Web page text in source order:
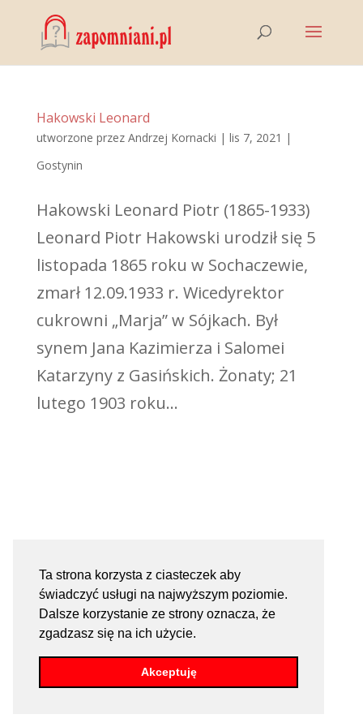
Ta strona korzysta z ciasteczek aby
świadczyć usługi na najwyższym poziomie.
Dalsze korzystanie ze strony oznacza, że
zgadzasz się na ich użycie.
Akceptuję
Hakowski Leonard
utworzone przez Andrzej Kornacki | lis 7, 2021 |
Gostynin
Hakowski Leonard Piotr (1865-1933)
Leonard Piotr Hakowski urodził się 5
listopada 1865 roku w Sochaczewie,
zmarł 12.09.1933 r. Wicedyrektor
cukrowni „Marja” w Sójkach. Był
synem Jana Kazimierza i Salomei
Katarzyny z Gasińskich. Żonaty; 21
lutego 1903 roku...